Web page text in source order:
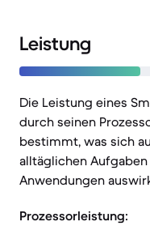
Leistung
Die Leistung eines
durch seinen
bestimmt, was sich
alltäglichen
Anwendungen
Prozessorleistung: